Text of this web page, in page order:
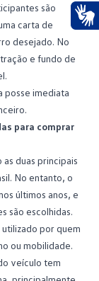
são
carta de
desejado. No
e fundo de
posse imediata
para comprar
duas principais
No entanto, o
últimos anos, e
são escolhidas.
por quem
ou mobilidade.
veículo tem